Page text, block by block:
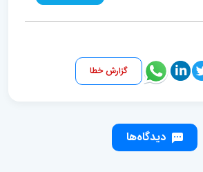
گزارش خطا
دیدگاه‌ها